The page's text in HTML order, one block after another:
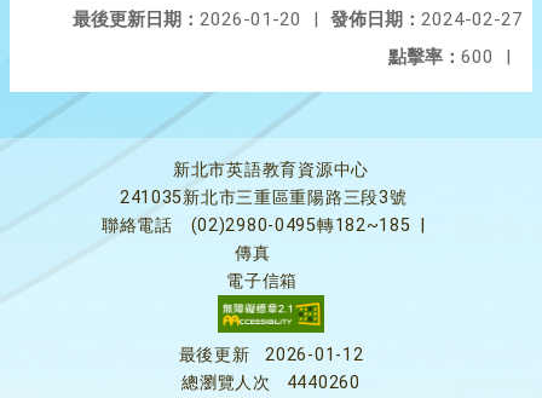
發佈日期： 2024-02-27
最後更新日期： 2026-01-20
|
點擊率： 600 |
新北市英語教育資源中心
241035新北市三重區重陽路三段3號
聯絡電話
(02)2980-0495轉182~185
傳真
電子信箱
最後更新
2026-01-12
總瀏覽人次
4440260